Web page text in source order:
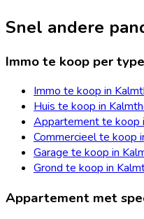
Snel andere
Immo te koop per type
Immo te koop in
Huis te koop in
Appartement te koop
Commercieel te koop
Garage te koop in
Grond te koop in
Appartement met